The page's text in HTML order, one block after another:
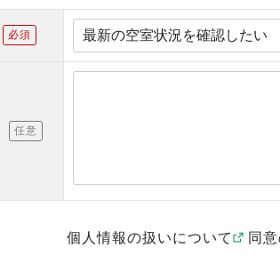
必須
任意
個人情報の扱いについて 同